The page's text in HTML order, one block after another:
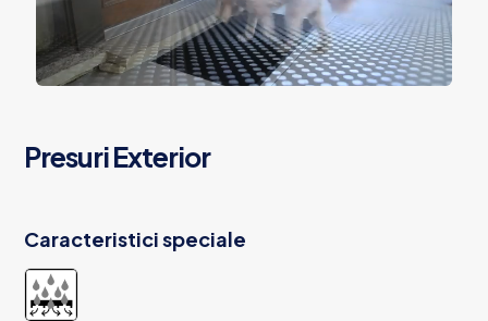
Presuri Exterior
Caracteristici speciale